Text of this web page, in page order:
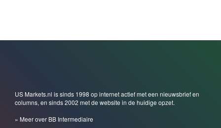
US Markets.nl is sinds 1998 op internet actief met een nieuwsbrief en
columns, en sinds 2002 met de website in de huidige opzet.
» Meer over BB Intermediaire